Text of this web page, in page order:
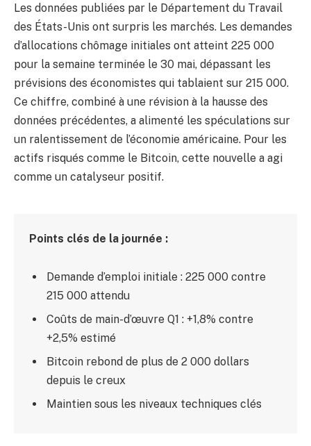
Les données publiées par le Département du Travail
des États-Unis ont surpris les marchés. Les demandes
d’allocations chômage initiales ont atteint 225 000
pour la semaine terminée le 30 mai, dépassant les
prévisions des économistes qui tablaient sur 215 000.
Ce chiffre, combiné à une révision à la hausse des
données précédentes, a alimenté les spéculations sur
un ralentissement de l’économie américaine. Pour les
actifs risqués comme le Bitcoin, cette nouvelle a agi
comme un catalyseur positif.
Points clés de la journée :
Demande d’emploi initiale : 225 000 contre
215 000 attendu
Coûts de main-d’œuvre Q1 : +1,8% contre
+2,5% estimé
Bitcoin rebond de plus de 2 000 dollars
depuis le creux
Maintien sous les niveaux techniques clés